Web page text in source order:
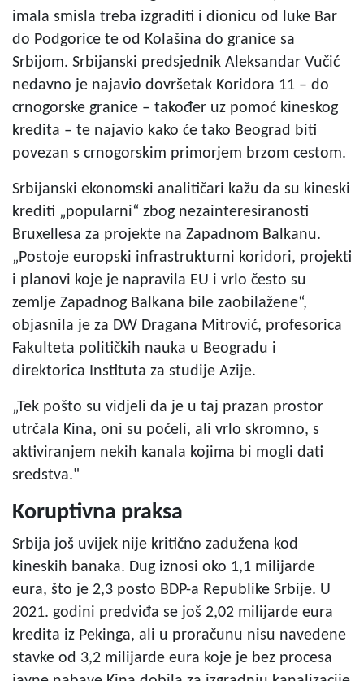
imala smisla treba izgraditi i dionicu od luke Bar
do Podgorice te od Kolašina do granice sa
Srbijom. Srbijanski predsjednik Aleksandar Vučić
nedavno je najavio dovršetak Koridora 11 – do
crnogorske granice – također uz pomoć kineskog
kredita – te najavio kako će tako Beograd biti
povezan s crnogorskim primorjem brzom cestom.
Srbijanski ekonomski analitičari kažu da su kineski
krediti „popularni“ zbog nezainteresiranosti
Bruxellesa za projekte na Zapadnom Balkanu.
„Postoje europski infrastrukturni koridori, projekti
i planovi koje je napravila EU i vrlo često su
zemlje Zapadnog Balkana bile zaobilažene“,
objasnila je za DW Dragana Mitrović, profesorica
Fakulteta političkih nauka u Beogradu i
direktorica Instituta za studije Azije.
„Tek pošto su vidjeli da je u taj prazan prostor
utrčala Kina, oni su počeli, ali vrlo skromno, s
aktiviranjem nekih kanala kojima bi mogli dati
sredstva."
Koruptivna praksa
Srbija još uvijek nije kritično zadužena kod
kineskih banaka. Dug iznosi oko 1,1 milijarde
eura, što je 2,3 posto BDP-a Republike Srbije. U
2021. godini predviđa se još 2,02 milijarde eura
kredita iz Pekinga, ali u proračunu nisu navedene
stavke od 3,2 milijarde eura koje je bez procesa